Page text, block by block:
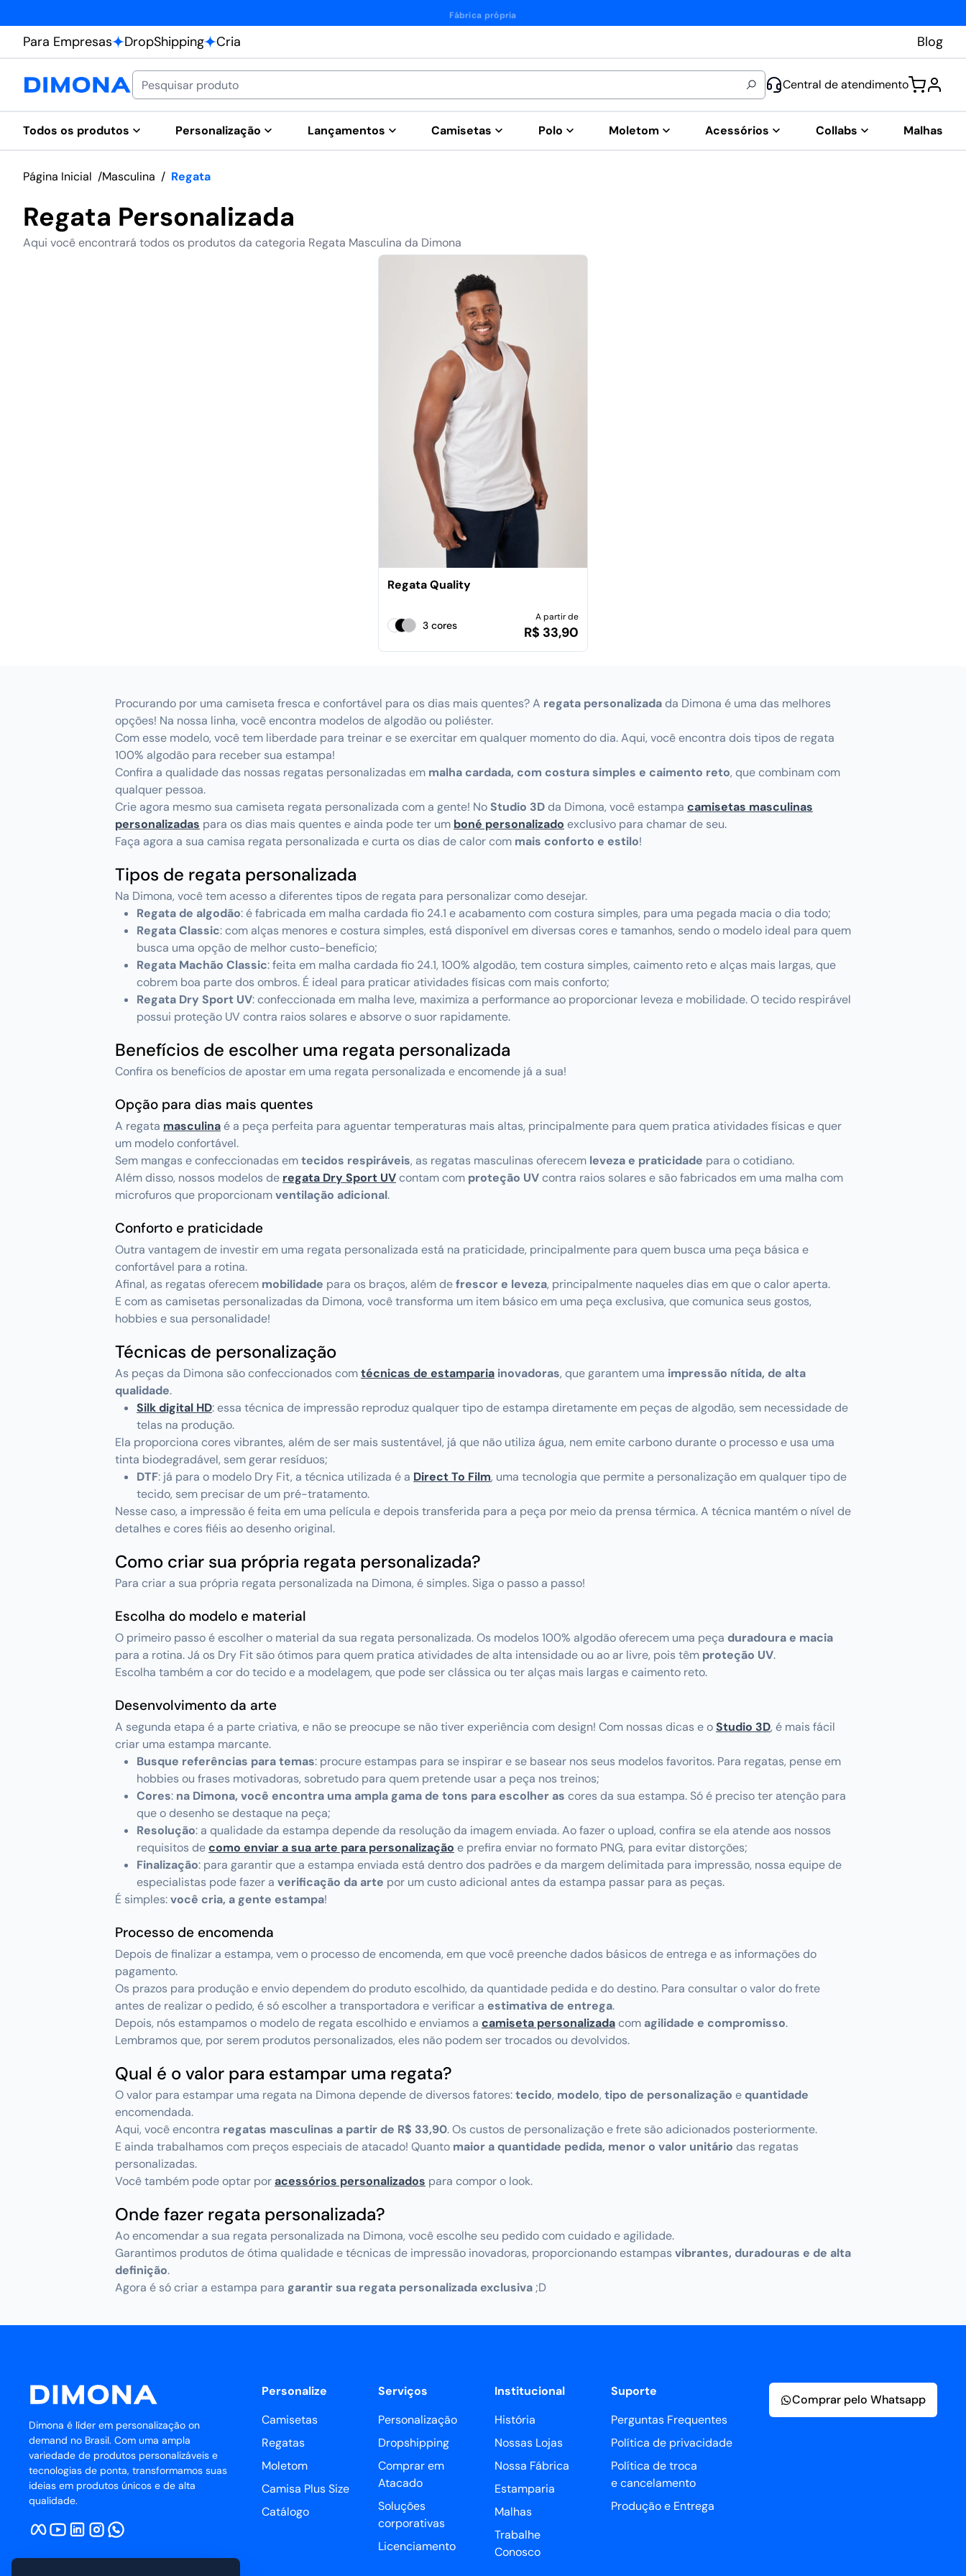
Fábrica própria
Para Empresas DropShipping Cria Blog
Central de atendimento
Todos os produtos Personalização Lançamentos Camisetas Polo Moletom Acessórios Collabs Malhas
Página Inicial /Masculina / Regata
Regata Personalizada
Aqui você encontrará todos os produtos da categoria Regata Masculina da Dimona
Regata Quality
3 cores
A partir de
R$ 33,90
Procurando por uma camiseta fresca e confortável para os dias mais quentes? A regata personalizadada Dimona é uma das melhores
opções! Na nossa linha, você encontra modelos de algodão ou poliéster.
Com esse modelo, você tem liberdade para treinar e se exercitar em qualquer momento do dia. Aqui, você encontra dois tipos de regata
100% algodão para receber sua estampa!
Confira a qualidade das nossas regatas personalizadas em malha cardada, com costura simples e caimento reto, que combinam com
qualquer pessoa.
Crie agora mesmo sua camiseta regata personalizada com a gente! No Studio 3Dda Dimona, você estampa camisetas masculinas
personalizadas para os dias mais quentes e ainda pode ter um boné personalizado exclusivo para chamar de seu.
Faça agora a sua camisa regata personalizada e curta os dias de calor com mais conforto e estilo!
Tipos de regata personalizada
Na Dimona, você tem acesso a diferentes tipos de regata para personalizar como desejar.
Regata de algodão: é fabricada em malha cardada fio 24.1 e acabamento com costura simples, para uma pegada macia o dia todo;
Regata Classic: com alças menores e costura simples, está disponível em diversas cores e tamanhos, sendo o modelo ideal para quem
busca uma opção de melhor custo-benefício;
Regata Machão Classic: feita em malha cardada fio 24.1, 100% algodão, tem costura simples, caimento reto e alças mais largas, que
cobrem boa parte dos ombros. É ideal para praticar atividades físicas com mais conforto;
Regata Dry Sport UV: confeccionada em malha leve, maximiza a performance ao proporcionar leveza e mobilidade. O tecido respirável
possui proteção UV contra raios solares e absorve o suor rapidamente.
Benefícios de escolher uma regata personalizada
Confira os benefícios de apostar em uma regata personalizada e encomende já a sua!
Opção para dias mais quentes
A regata masculinaé a peça perfeita para aguentar temperaturas mais altas, principalmente para quem pratica atividades físicas e quer
um modelo confortável.
Sem mangas e confeccionadas emtecidos respiráveis, as regatas masculinas oferecem leveza e praticidade para o cotidiano.
Além disso, nossos modelos de regata Dry Sport UVcontam com proteção UVcontra raios solares e são fabricados em uma malha com
microfuros que proporcionamventilação adicional.
Conforto e praticidade
Outra vantagem de investir em uma regata personalizada está na praticidade, principalmente para quem busca uma peça básica e
confortável para a rotina.
Afinal, as regatas oferecem mobilidade para os braços, além defrescor e leveza, principalmente naqueles dias em que o calor aperta.
E com as camisetas personalizadas da Dimona, você transforma um item básico em uma peça exclusiva, que comunica seus gostos,
hobbies e sua personalidade!
Técnicas de personalização
As peças da Dimona são confeccionados comtécnicas de estamparia inovadoras, que garantem uma impressão nítida, de alta
qualidade.
Silk digital HD: essa técnica de impressão reproduz qualquer tipo de estampa diretamente em peças de algodão, sem necessidade de
telas na produção.
Ela proporciona cores vibrantes, além de ser mais sustentável, já que não utiliza água, nem emite carbono durante o processo e usa uma
tinta biodegradável, sem gerar resíduos;
DTF: já para o modelo Dry Fit, a técnica utilizada é a Direct To Film, uma tecnologia que permite a personalização em qualquer tipo de
tecido, sem precisar de um pré-tratamento.
Nesse caso, a impressão é feita em uma película e depois transferida para a peça por meio da prensa térmica. A técnica mantém o nível de
detalhes e cores fiéis ao desenho original.
Como criar sua própria regata personalizada?
Para criar a sua própria regata personalizada na Dimona, é simples. Siga o passo a passo!
Escolha do modelo e material
O primeiro passo é escolher o material da sua regata personalizada. Os modelos 100% algodão oferecem uma peça duradoura e macia
para a rotina. Já os Dry Fit são ótimos para quem pratica atividades de alta intensidade ou ao ar livre, pois têm proteção UV.
Escolha também a cor do tecido e a modelagem, que pode ser clássica ou ter alças mais largas e caimento reto.
Desenvolvimento da arte
A segunda etapa é a parte criativa, e não se preocupe se não tiver experiência com design! Com nossas dicas e oStudio 3D, é mais fácil
criar uma estampa marcante.
Busque referências para temas: procure estampas para se inspirar e se basear nos seus modelos favoritos. Para regatas, pense em
hobbies ou frases motivadoras, sobretudo para quem pretende usar a peça nos treinos;
Cores: na Dimona, você encontra uma ampla gama de tons para escolher as cores da sua estampa. Só é preciso ter atenção para
que o desenho se destaque na peça;
Resolução: a qualidade da estampa depende da resolução da imagem enviada. Ao fazer o upload, confira se ela atende aos nossos
requisitos decomo enviar a sua arte para personalização e prefira enviar no formato PNG, para evitar distorções;
Finalização: para garantir que a estampa enviada está dentro dos padrões e da margem delimitada para impressão, nossa equipe de
especialistas pode fazer a verificação da arte por um custo adicional antes da estampa passar para as peças.
É simples:você cria, a gente estampa!
Processo de encomenda
Depois de finalizar a estampa, vem o processo de encomenda, em que você preenche dados básicos de entrega e as informações do
pagamento.
Os prazos para produção e envio dependem do produto escolhido, da quantidade pedida e do destino. Para consultar o valor do frete
antes de realizar o pedido, é só escolher a transportadora e verificar a estimativa de entrega.
Depois, nós estampamos o modelo de regata escolhido e enviamos a camiseta personalizadacom agilidade e compromisso.
Lembramos que, por serem produtos personalizados, eles não podem ser trocados ou devolvidos.
Qual é o valor para estampar uma regata?
O valor para estampar uma regata na Dimona depende de diversos fatores:tecido, modelo, tipo de personalização e quantidade
encomendada.
Aqui, você encontra regatas masculinas a partir de R$ 33,90. Os custos de personalização e frete são adicionados posteriormente.
E ainda trabalhamos com preços especiais de atacado! Quanto maior a quantidade pedida, menor o valor unitário das regatas
personalizadas.
Você também pode optar poracessórios personalizados para compor o look.
Onde fazer regata personalizada?
Ao encomendar a sua regata personalizada na Dimona, você escolhe seu pedido com cuidado e agilidade.
Garantimos produtos de ótima qualidade e técnicas de impressão inovadoras, proporcionando estampasvibrantes, duradouras e de alta
definição.
Agora é só criar a estampa para garantir sua regata personalizada exclusiva ;D
Dimona é líder em personalização on
demand no Brasil. Com uma ampla
variedade de produtos personalizáveis e
tecnologias de ponta, transformamos suas
ideias em produtos únicos e de alta
qualidade.
Personalize
Camisetas
Regatas
Moletom
Camisa Plus Size
Catálogo
Serviços
Personalização
Dropshipping
Comprar em
Atacado
Soluções
corporativas
Licenciamento
Institucional
História
Nossas Lojas
Nossa Fábrica
Estamparia
Malhas
Trabalhe
Conosco
Suporte
Perguntas Frequentes
Política de privacidade
Política de troca
e cancelamento
Produção e Entrega
Comprar pelo Whatsapp